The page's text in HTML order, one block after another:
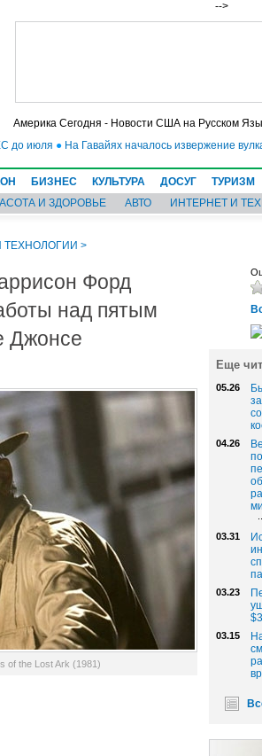
-->
Америка Сегодня - Новости США на Русском
июля● На Гавайях началось извержение вулкана
БИЗНЕС КУЛЬТУРА ДОСУГ ТУРИЗМ
И ЗДОРОВЬЕ АВТО ИНТЕРНЕТ И
ТЕХНОЛОГИИ >
Еще
05.26
04.26
03.31
03.23
03.15
Форд
над пятым
Джонсе
of the Lost Ark (1981)